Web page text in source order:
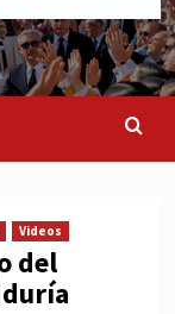
Videos
del